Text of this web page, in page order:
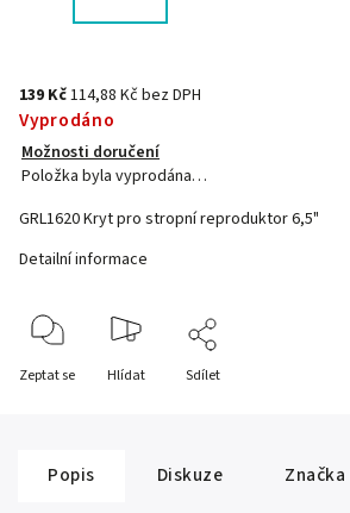
139 Kč114,88 Kč bez DPH
Vyprodáno
Možnosti doručení
Položka byla vyprodána…
GRL1620 Kryt pro stropní reproduktor 6,5"
Detailní informace
Zeptat se Hlídat Sdílet
Popis Diskuze Značka